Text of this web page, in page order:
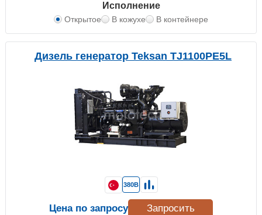
Исполнение
Открытое В кожухе В контейнере
Дизель генератор Teksan TJ1100PE5L
380В
Цена по запросу Запросить